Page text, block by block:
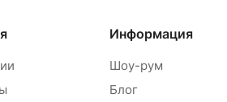
Информация
Шоу-рум
Блог